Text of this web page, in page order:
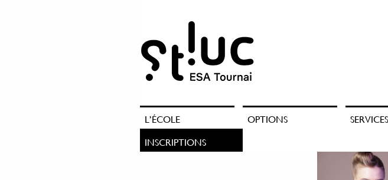
L’ÉCOLE OPTIONS SERVICES
INSCRIPTIONS